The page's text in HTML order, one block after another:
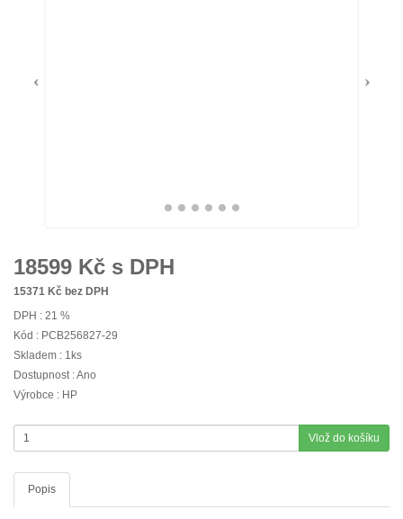
18599 Kč s DPH
15371 Kč bez DPH
DPH : 21 %
Kód : PCB256827-29
Skladem : 1ks
Dostupnost : Ano
Výrobce : HP
Vlož do košíku
Popis